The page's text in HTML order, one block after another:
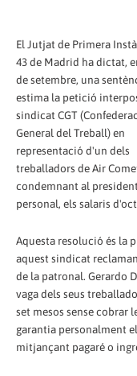
El Jutjat de Primera
43 de Madrid ha dictat,
de setembre, una
estima la petició
sindicat CGT
General del Treball) en
representació d'un dels
treballadors de Air
condemnant al
personal, els salaris
Aquesta resolució és la
aquest sindicat
de la patronal. Gerardo
vaga dels seus
set mesos sense cobrar
garantia personalment
mitjançant pagaré o